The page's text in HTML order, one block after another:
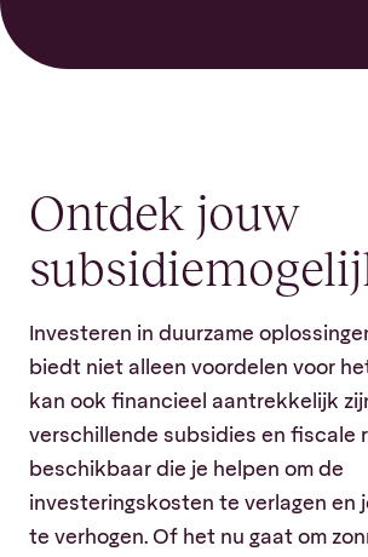
Ontdek jouw
Investeren in duurzame
biedt niet alleen voordelen voor
kan ook financieel aantrekkelijk
verschillende subsidies en fiscale
beschikbaar die je helpen om de
investeringskosten te verlagen en
te verhogen. Of het nu gaat om